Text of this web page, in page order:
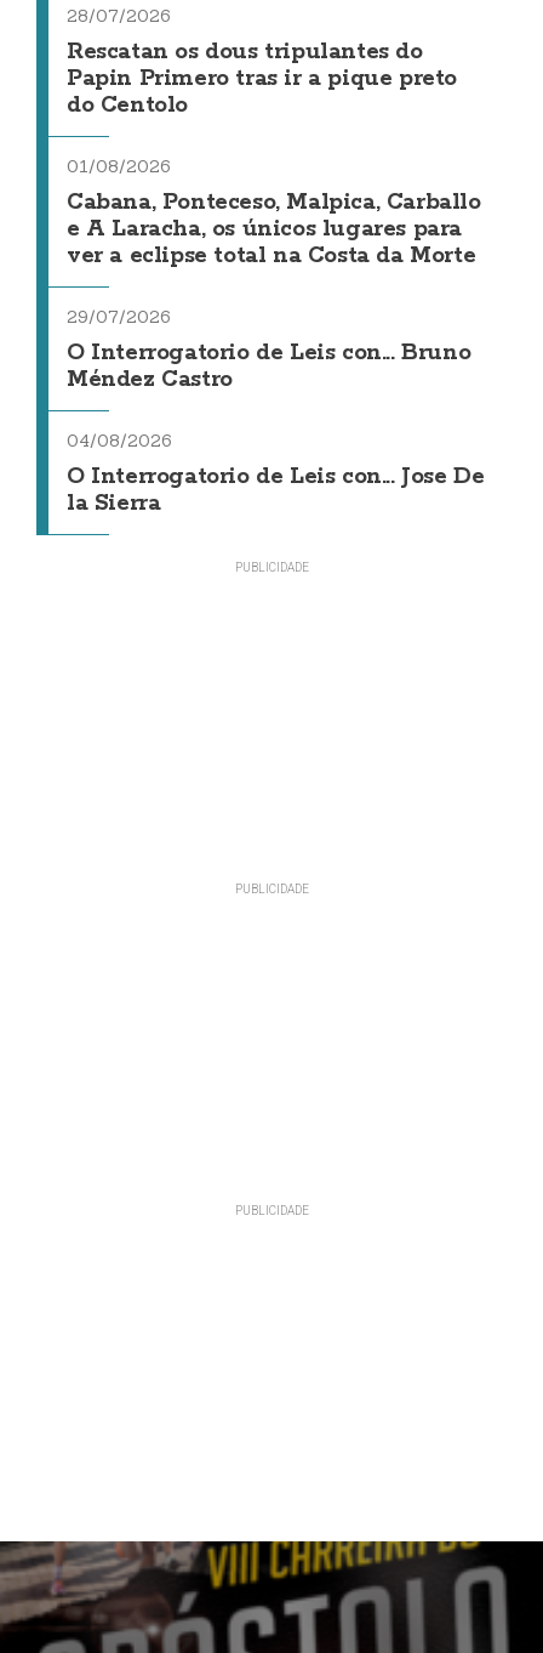
28/07/2026
Rescatan os dous tripulantes do
Papin Primero tras ir a pique preto
do Centolo
01/08/2026
Cabana, Ponteceso, Malpica, Carballo
e A Laracha, os únicos lugares para
ver a eclipse total na Costa da Morte
29/07/2026
O Interrogatorio de Leis con... Bruno
Méndez Castro
04/08/2026
O Interrogatorio de Leis con... Jose De
la Sierra